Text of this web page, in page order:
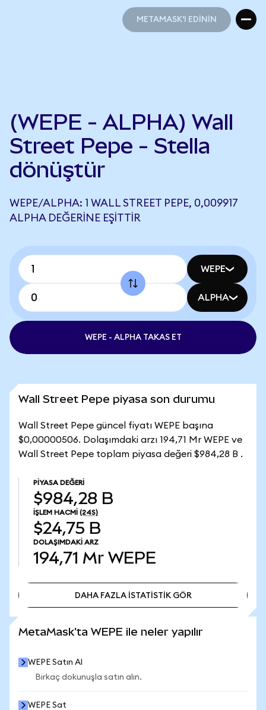
METAMASK'I EDİNİN
(WEPE - ALPHA) Wall
Street Pepe - Stella
dönüştür
WEPE/ALPHA: 1 WALL STREET PEPE, 0,009917
ALPHA DEĞERINE EŞITTIR
WEPE
ALPHA
WEPE - ALPHA TAKAS ET
Wall Street Pepe piyasa son durumu
Wall Street Pepe güncel fiyatı WEPE başına
$0,00000506. Dolaşımdaki arzı 194,71 Mr WEPE ve
Wall Street Pepe toplam piyasa değeri $984,28 B .
PIYASA DEĞERI
$984,28 B
İŞLEM HACMI (24S)
$24,75 B
DOLAŞIMDAKI ARZ
194,71 Mr WEPE
DAHA FAZLA İSTATİSTİK GÖR
MetaMask'ta WEPE ile neler yapılır
WEPE Satın Al
Birkaç dokunuşla satın alın.
WEPE Sat